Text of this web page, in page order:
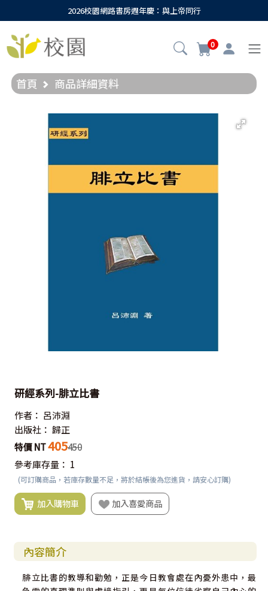
2026校園網路書房週年慶：與上帝同行
0
首頁 商品詳細資料
研經系列-腓立比書
作者： 呂沛淵
出版社： 歸正
特價 NT405450
參考庫存量： 1
(可訂購商品，若庫存數量不足，將於結帳後為您進貨，請安心訂購)
加入購物車 加入喜愛商品
內容簡介
腓立比書的教導和勸勉，正是今日教會處在內憂外患中，最